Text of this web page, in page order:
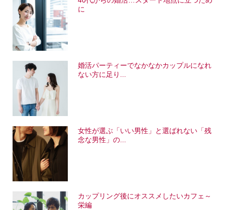
に
婚活パーティーでなかなかカップルになれ
ない方に足り...
女性が選ぶ「いい男性」と選ばれない「残
念な男性」の...
カップリング後にオススメしたいカフェ～
栄編